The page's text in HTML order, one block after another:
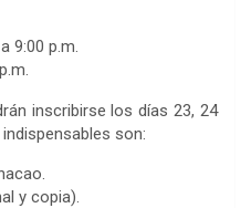
9:00 p.m.
inscribirse los días 23, 24
son:
y copia).